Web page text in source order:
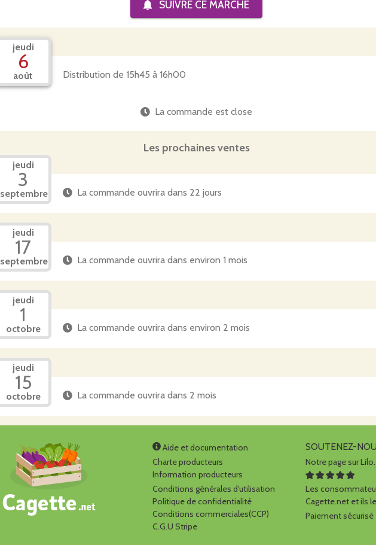
SUIVRE CE MARCHÉ
jeudi
6
août Distribution de 15h45 à 16h00
La commande est close
Les prochaines ventes
jeudi
3
septembre La commande ouvrira dans 22 jours
jeudi
17
septembre La commande ouvrira dans environ 1 mois
jeudi
1
octobre La commande ouvrira dans environ 2 mois
jeudi
15
octobre La commande ouvrira dans 2 mois
Aide et documentation
Charte producteurs
Information producteurs
Conditions générales d'utilisation
Politique de confidentialité
Conditions commerciales(CCP)
C.G.U Stripe
SOUTENEZ-
Notre page sur
Les
Cagette.net et ils
Paiement sécurisé